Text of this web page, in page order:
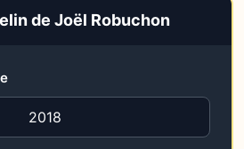
de Joël Robuchon